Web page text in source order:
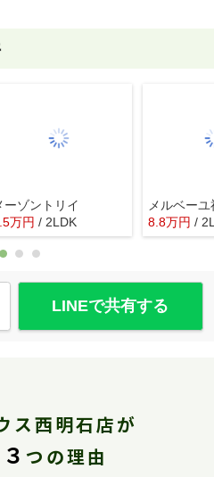
ーゾントリイ
万円 / 2LDK
メルベーユ
8.8万円 /
LINEで共有する
ス西明石店が
３ つの理由